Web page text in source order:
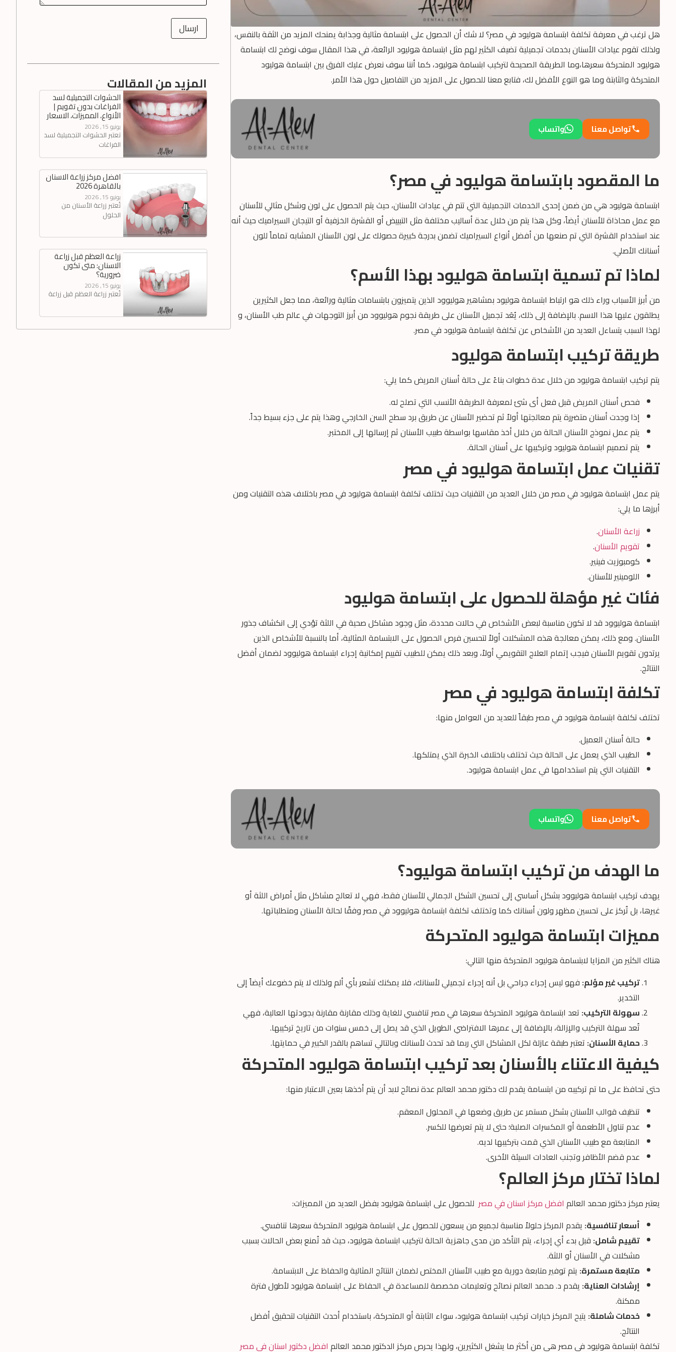
e
ارسال
المزيد من المقالات
الحشوات التجميلية لسد
الفراغات بدون تقويم |
الأنواع، المميزات، الاسعار
يونيو 15, 2026
تعتبر الحشوات التجميلية لسد
الفراغات
افضل مركز زراعة الاسنان
بالقاهرة 2026
يونيو 15, 2026
تُعتبر زراعة الأسنان من
الحلول
زراعة العظم قبل زراعة
الاسنان​: متى تكون
ضرورية؟
يونيو 15, 2026
تُعتبر زراعة العظم قبل زراعة
هل ترغب في معرفة تكلفة ابتسامة هوليود في مصر؟ لا شك أن الحصول على ابتسامة مثالية وجذابة يمنحك المزيد من الثقة بالنفس،
ولذلك تقوم عيادات الأسنان بخدمات تجميلية تضيف الكثير لهم مثل ابتسامة هوليود الرائعة، في هذا المقال سوف نوضح لك ابتسامة
هوليود المتحركة سعرها،وما الطريقة الصحيحة لتركيب ابتسامة هوليود، كما أننا سوف نعرض عليك الفرق بين ابتسامة هوليود
المتحركة والثابتة وما هو النوع الأفضل لك، فتابع معنا للحصول على المزيد من التفاصيل حول هذا الأمر.
واتساب تواصل معنا
ما المقصود بابتسامة هوليود في مصر؟
ابتسامة هوليود هي من ضمن إحدى الخدمات التجميلية التي تتم في عيادات الأسنان، حيث يتم الحصول على لون وشكل مثالي للأسنان
مع عمل محاذاة للأسنان أيضاً، وكل هذا يتم من خلال عدة أساليب مختلفة مثل التبييض أو القشرة الخزفية أو التيجان السيراميك حيث أنه
عند استخدام القشرة التي تم صنعها من أفضل أنواع السيراميك تضمن بدرجة كبيرة حصولك على لون الأسنان المشابه تماماً للون
أسنانك الأصلي.
لماذا تم تسمية ابتسامة هوليود بهذا الأسم؟
من أبرز الأسباب وراء ذلك هو ارتباط ابتسامة هوليود بمشاهير هوليوود الذين يتميزون بابتسامات مثالية ورائعة، مما جعل الكثيرين
يطلقون عليها هذا الاسم. بالإضافة إلى ذلك، يُعَد تجميل الأسنان على طريقة نجوم هوليوود من أبرز التوجهات في عالم طب الأسنان، و
لهذا السبب يتساءل العديد من الأشخاص عن تكلفة ابتسامة هوليود في مصر.
طريقة تركيب ابتسامة هوليود
يتم تركيب ابتسامة هوليود من خلال عدة خطوات بناءً على حالة أسنان المريض كما يلي:
فحص أسنان المريض قبل فعل أى شئ لمعرفة الطريقة الأنسب التي تصلح له.
إذا وجدت أسنان متضررة يتم معالجتها أولاً ثم تحضير الأسنان عن طريق برد سطح السن الخارجي وهذا يتم على جزء بسيط جداً.
يتم عمل نموذج الأسنان الحالة من خلال أخذ مقاسها بواسطة طبيب الأسنان ثم إرسالها إلى المختبر.
يتم تصميم ابتسامة هوليود وتركيبها على أسنان الحالة.
تقنيات عمل ابتسامة هوليود في مصر
يتم عمل ابتسامة هوليود في مصر من خلال العديد من التقنيات حيث تختلف تكلفة ابتسامة هوليود في مصر باختلاف هذه التقنيات ومن
أبرزها ما يلي:
زراعة الأسنان.
تقويم الأسنان.
كومبوزيت فينير.
اللومينير للأسنان.
فئات غير مؤهلة للحصول على ابتسامة هوليود
ابتسامة هوليوود قد لا تكون مناسبة لبعض الأشخاص في حالات محددة، مثل وجود مشاكل صحية في اللثة تؤدي إلى انكشاف جذور
الأسنان. ومع ذلك، يمكن معالجة هذه المشكلات أولاً لتحسين فرص الحصول على الابتسامة المثالية، أما بالنسبة للأشخاص الذين
يرتدون تقويم الأسنان فيجب إتمام العلاج التقويمي أولاً، وبعد ذلك يمكن للطبيب تقييم إمكانية إجراء ابتسامة هوليوود لضمان أفضل
النتائج.
تكلفة ابتسامة هوليود في مصر
تختلف تكلفة ابتسامة هوليود في مصر طبقاً للعديد من العوامل منها:
حالة أسنان العميل.
الطبيب الذي يعمل على الحالة حيث تختلف باختلاف الخبرة الذي يمتلكها.
التقنيات التي يتم استخدامها في عمل ابتسامة هوليود.
واتساب تواصل معنا
ما الهدف من تركيب ابتسامة هوليود؟
يهدف تركيب ابتسامة هوليوود بشكل أساسي إلى تحسين الشكل الجمالي للأسنان فقط، فهي لا تعالج مشاكل مثل أمراض اللثة أو
غيرها، بل تُركز على تحسين مظهر ولون أسنانك كما وتختلف تكلفة ابتسامة هوليوود في مصر وفقًا لحالة الأسنان ومتطلباتها.
مميزات ابتسامة هوليود المتحركة
هناك الكثير من المزايا لابتسامة هوليود المتحركة منها التالي:
تركيب غير مؤلم: فهو ليس إجراء جراحي بل أنه إجراء تجميلي لأسنانك، فلا يمكنك تشعر بأي ألم ولذلك لا يتم خضوعك أيضاً إلى
التخدير.
سهولة التركيب: تعد ابتسامة هوليود المتحركة سعرها في مصر تنافسي للغاية وذلك مقارنة مقارنة بجودتها العالية، فهي
تُعد سهلة التركيب والإزالة، بالإضافة إلى عمرها الافتراضي الطويل الذي قد يصل إلى خمس سنوات من تاريخ تركيبها.
حماية الأسنان: تعتبر طبقة عازلة لكل المشاكل التي ربما قد تحدث لأسنانك وبالتالي تساهم بالقدر الكبير في حمايتها.
كيفية الاعتناء بالأسنان بعد تركيب ابتسامة هوليود المتحركة
حتى تحافظ على ما تم تركيبه من ابتسامة يقدم لك دكتور محمد العالم عدة نصائح لابد أن يتم أخذها بعين الاعتبار منها:
تنظيف قوالب الأسنان بشكل مستمر عن طريق وضعها في المحلول المعقم.
عدم تناول الأطعمة أو المكسرات الصلبة؛ حتى لا يتم تعرضها للكسر.
المتابعة مع طبيب الأسنان الذي قمت بتركيبها لديه.
عدم قضم الأظافر وتجنب العادات السيئة الأخرى.
لماذا تختار مركز العالم؟
يعتبر مركز دكتور محمد العالم افضل مركز اسنان في مصر للحصول على ابتسامة هوليود بفضل العديد من المميزات:
أسعار تنافسية: يقدم المركز حلولاً مناسبة لجميع من يسعون للحصول على ابتسامة هوليود المتحركة سعرها تنافسي.
تقييم شامل: قبل بدء أي إجراء، يتم التأكد من مدى جاهزية الحالة لتركيب ابتسامة هوليود، حيث قد تُمنع بعض الحالات بسبب
مشكلات في الأسنان أو اللثة.
متابعة مستمرة: يتم توفير متابعة دورية مع طبيب الأسنان المختص لضمان النتائج المثالية والحفاظ على الابتسامة.
إرشادات العناية: يقدم د. محمد العالم نصائح وتعليمات مخصصة للمساعدة في الحفاظ على ابتسامة هوليود لأطول فترة
ممكنة.
خدمات شاملة: يتيح المركز خيارات تركيب ابتسامة هوليود، سواء الثابتة أو المتحركة، باستخدام أحدث التقنيات لتحقيق أفضل
النتائج.
تكلفة ابتسامة هوليود في مصر هي من أكثر ما يشغل الكثيرين، ولهذا يحرص مركز الدكتور محمد العالم افضل دكتور اسنان في مصر